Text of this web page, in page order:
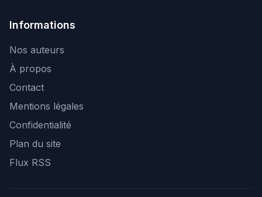
Informations
Nos auteurs
À propos
Contact
Mentions légales
Confidentialité
Plan du site
Flux RSS